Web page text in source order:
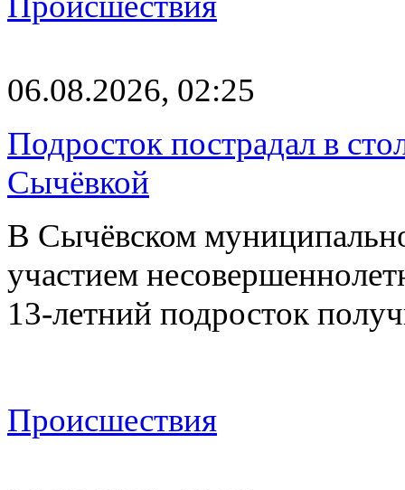
06.08.2026, 02:25
Подросток пострадал в
Сычёвкой
В Сычёвском
участием
13-летний подросток
Происшествия